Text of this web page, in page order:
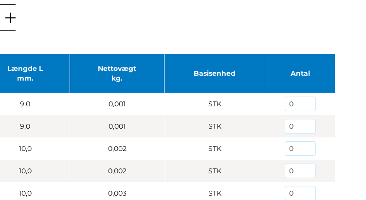
Længde L
mm.
Nettovægt
kg.
Basisenhed Antal
9,0 0,001 STK
9,0 0,001 STK
10,0 0,002 STK
10,0 0,002 STK
10,0 0,003 STK